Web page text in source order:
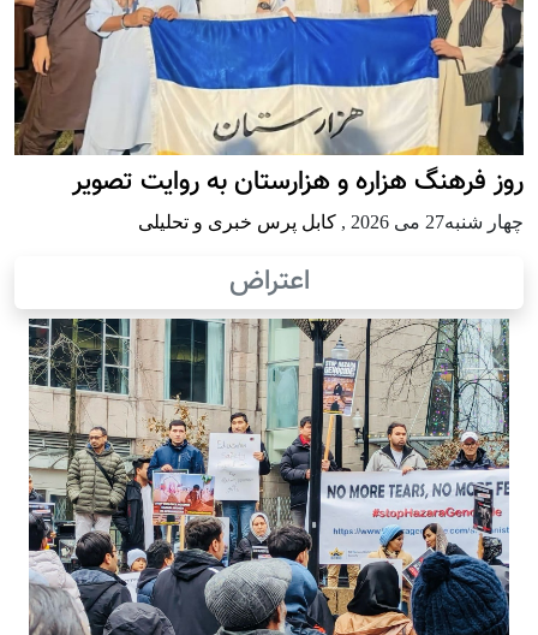
روز فرهنگ هزاره و هزارستان به روایت تصویر
چهار شنبه27 می 2026 , کابل پرس خبری و تحلیلی
اعتراض